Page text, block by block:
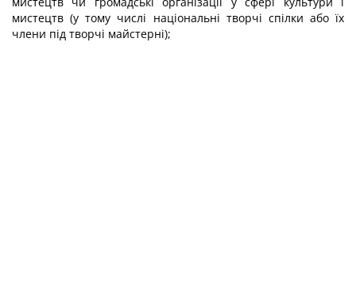
мистецтв (у тому числі національні творчі спілки або їх
члени під творчі майстерні);